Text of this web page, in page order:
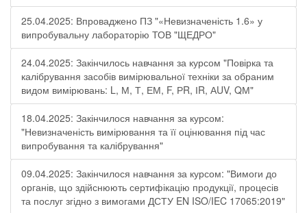
25.04.2025: Впроваджено ПЗ "«Невизначеність 1.6» у
випробувальну лабораторію ТОВ "ЩЕДРО"
24.04.2025: Закінчилось навчання за курсом "Повірка та
калібрування засобів вимірювальної техніки за обраним
видом вимірювань: L, М, Т, ЕМ, F, РR, ІR, АUV, QМ"
18.04.2025: Закінчилося навчання за курсом:
"Невизначеність вимірювання та її оцінювання під час
випробування та калібрування"
09.04.2025: Закінчилося навчання за курсом: "Вимоги до
органів, що здійснюють сертифікацію продукції, процесів
та послуг згідно з вимогами ДСТУ EN ISO/IEC 17065:2019"